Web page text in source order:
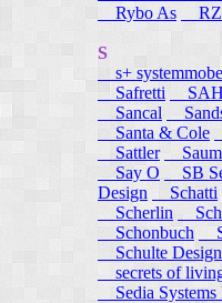
Rybo As
S
s+
Safretti
Sancal
Santa & Cole
Sattler
Say O
SB
Design
Schatti
Scherlin
Schonbuch
Schulte Design
secrets of
Sedia Systems